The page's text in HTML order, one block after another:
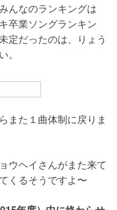
んなのランキングは
卒業ソングランキン
定だったのは、りょう
また１曲体制に戻りま
ウヘイさんがまた来て
くるそうですよ〜